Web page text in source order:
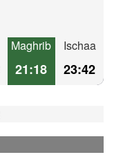
Maghrib
21:18
Ischaa
23:42